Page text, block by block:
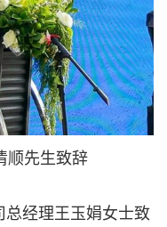
顺先生致辞
经理王玉娟女士致